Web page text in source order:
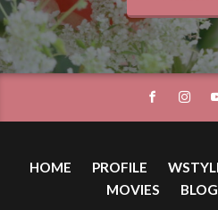
HOME PROFILE
MOVIES
BLOG